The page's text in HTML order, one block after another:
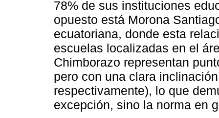
78% de sus instituciones
opuesto está Morona
ecuatoriana, donde esta
escuelas localizadas en el
Chimborazo representan
pero con una clara
respectivamente), lo que
excepción, sino la norma en